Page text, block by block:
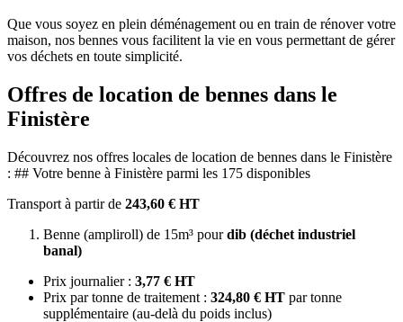
Que vous soyez en plein déménagement ou en train de rénover votre
maison, nos bennes vous facilitent la vie en vous permettant de gérer
vos déchets en toute simplicité.
Offres de location de bennes dans le
Finistère
Découvrez nos offres locales de location de bennes dans le Finistère
: ## Votre benne à Finistère parmi les 175 disponibles
Transport à partir de 243,60 € HT
Benne (ampliroll) de 15m³ pourdib (déchet industriel
banal)
Prix journalier : 3,77 € HT
Prix par tonne de traitement : 324,80 € HT par tonne
supplémentaire (au-delà du poids inclus)